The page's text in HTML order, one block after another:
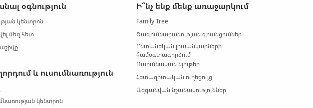
օգնություն
կենտրոն
մեզ հետ
և ուսումնառություն
կենտրոն
Ի՞նչ ենք մենք առաջարկում
Family Tree
Ծագումնաբանության գրանցումներ
Ընտանեկան լուսանկարների
համօգտագործում
Ուսումնական նյութեր
Հետազոտական ուղեցույց
Ազգանվան նշանակություններ